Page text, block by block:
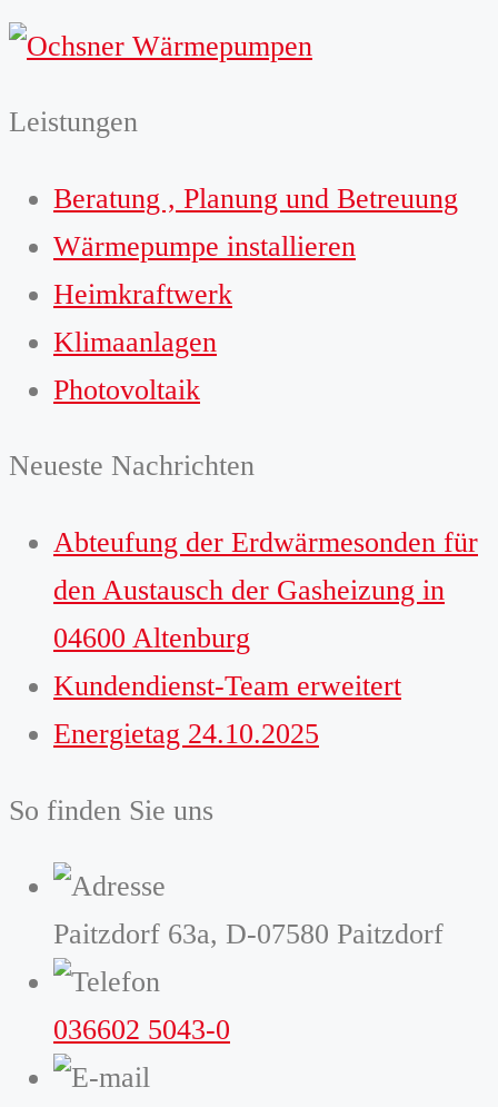
Leistungen
Beratung , Planung und Betreuung
Wärmepumpe installieren
Heimkraftwerk
Klimaanlagen
Photovoltaik
Neueste Nachrichten
Abteufung der Erdwärmesonden für
den Austausch der Gasheizung in
04600 Altenburg
Kundendienst-Team erweitert
Energietag 24.10.2025
So finden Sie uns
Paitzdorf 63a, D-07580 Paitzdorf
036602 5043-0